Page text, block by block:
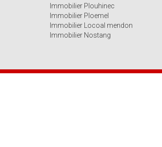
Immobilier Plouhinec
Immobilier Ploemel
Immobilier Locoal mendon
Immobilier Nostang